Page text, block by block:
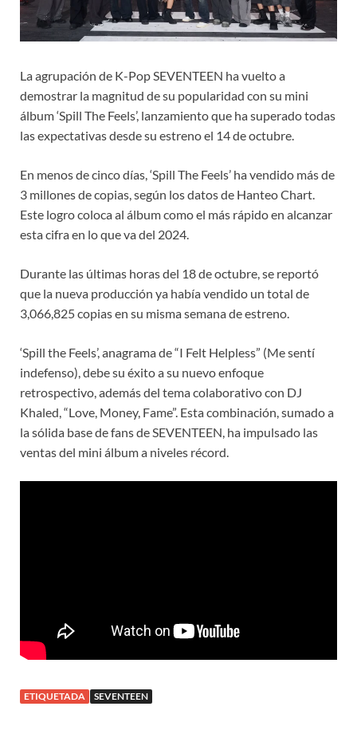
La agrupación de K-Pop SEVENTEEN ha vuelto a
demostrar la magnitud de su popularidad con su mini
álbum ‘Spill The Feels’, lanzamiento que ha superado todas
las expectativas desde su estreno el 14 de octubre.
En menos de cinco días, ‘Spill The Feels’ ha vendido más de
3 millones de copias, según los datos de Hanteo Chart.
Este logro coloca al álbum como el más rápido en alcanzar
esta cifra en lo que va del 2024.
Durante las últimas horas del 18 de octubre, se reportó
que la nueva producción ya había vendido un total de
3,066,825 copias en su misma semana de estreno.
‘Spill the Feels’, anagrama de “I Felt Helpless” (Me sentí
indefenso), debe su éxito a su nuevo enfoque
retrospectivo, además del tema colaborativo con DJ
Khaled, “Love, Money, Fame”. Esta combinación, sumado a
la sólida base de fans de SEVENTEEN, ha impulsado las
ventas del mini álbum a niveles récord.
ETIQUETADA SEVENTEEN